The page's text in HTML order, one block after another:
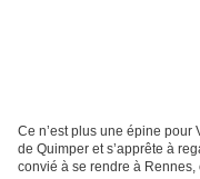
Ce n’est plus une épine pour
de Quimper et s’apprête à
convié à se rendre à